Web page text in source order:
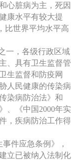
心脏病为主，死因
康水平有较大提
比世界平均水平高
一，各级行政区域
、具有卫生监督管
生监督和防疫网
人民健康的传染病
染病防治法》和
、《中国2000年实
，疾病防治工作得
件应急条例》，
立已被纳入法制化